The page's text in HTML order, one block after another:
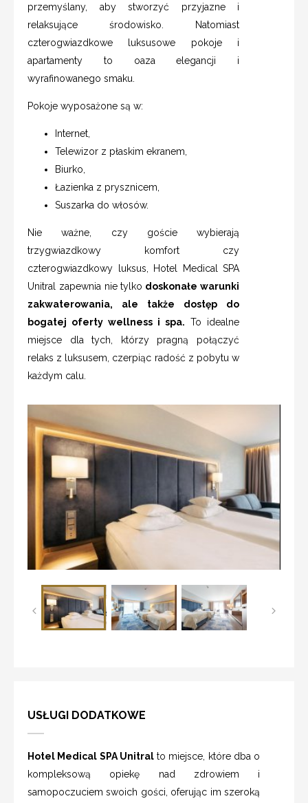
przemyślany, aby stworzyć przyjazne i
relaksujące środowisko. Natomiast
czterogwiazdkowe luksusowe pokoje i
apartamenty to oaza elegancji i
wyrafinowanego smaku.
Pokoje wyposażone są w:
Internet,
Telewizor z płaskim ekranem,
Biurko,
Łazienka z prysznicem,
Suszarka do włosów.
Nie ważne, czy goście wybierają
trzygwiazdkowy komfort czy
czterogwiazdkowy luksus, Hotel Medical SPA
Unitral zapewnia nie tylko doskonałe warunki
zakwaterowania, ale także dostęp do
bogatej oferty wellness i spa. To idealne
miejsce dla tych, którzy pragną połączyć
relaks z luksusem, czerpiąc radość z pobytu w
każdym calu.
USŁUGI DODATKOWE
Hotel Medical SPA Unitralto miejsce, które dba o
kompleksową opiekę nad zdrowiem i
samopoczuciem swoich gości, oferując im szeroką